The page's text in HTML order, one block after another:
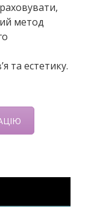
метод
та естетику.